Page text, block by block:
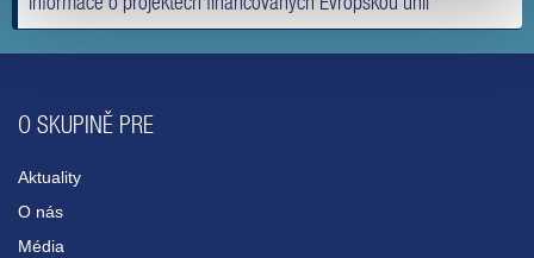
O SKUPINĚ PRE
Aktuality
O nás
Média